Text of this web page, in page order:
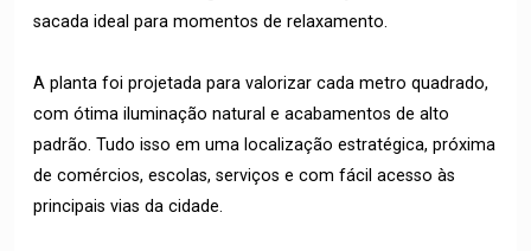
sacada ideal para momentos de relaxamento.
A planta foi projetada para valorizar cada metro quadrado,
com ótima iluminação natural e acabamentos de alto
padrão. Tudo isso em uma localização estratégica, próxima
de comércios, escolas, serviços e com fácil acesso às
principais vias da cidade.